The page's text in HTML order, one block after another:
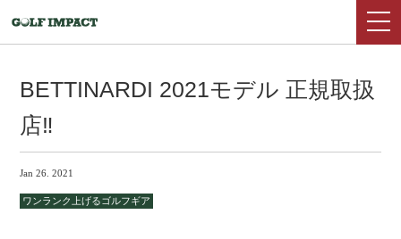
BETTINARDI 2021モデル 正規取扱
店‼
Jan 26. 2021
ワンランク上げるゴルフギア